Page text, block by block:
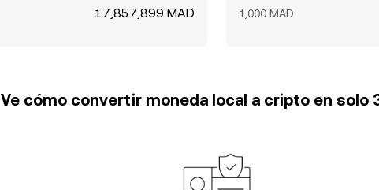
17,857,899 MAD 1,000 MAD
Ve cómo convertir moneda local a cripto en solo